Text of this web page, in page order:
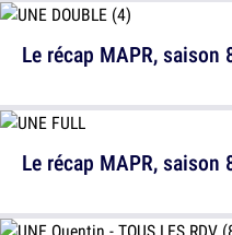
Le récap MAPR, saison
Le récap MAPR, saison